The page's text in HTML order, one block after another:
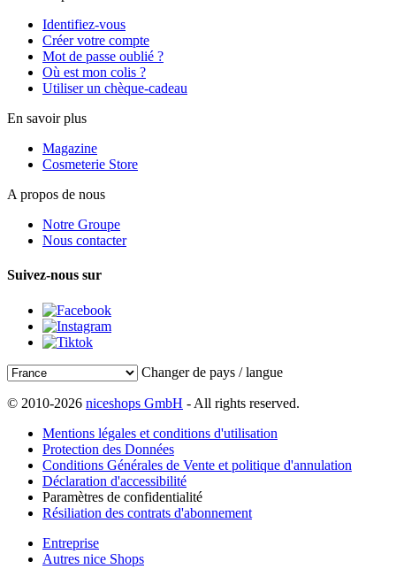
Identifiez-vous
Créer votre compte
Mot de passe oublié ?
Où est mon colis ?
Utiliser un chèque-cadeau
En savoir plus
Magazine
Cosmeterie Store
A propos de nous
Notre Groupe
Nous contacter
Suivez-nous sur
Changer de pays / langue
© 2010-2026 niceshops GmbH - All rights reserved.
Mentions légales et conditions d'utilisation
Protection des Données
Conditions Générales de Vente et politique d'annulation
Déclaration d'accessibilité
Paramètres de confidentialité
Résiliation des contrats d'abonnement
Entreprise
Autres nice Shops